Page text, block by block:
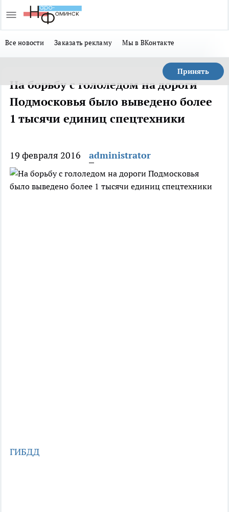
Все новости Заказать рекламу Мы в ВКонтакте
Принять
На борьбу с гололедом на дороги
Подмосковья было выведено более
1 тысячи единиц спецтехники
19 февраля 2016 administrator
ГИБДД